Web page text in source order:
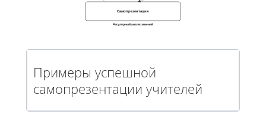
Самопрезентация
Регулярный анализ мнений
Примеры успешной
самопрезентации учителей